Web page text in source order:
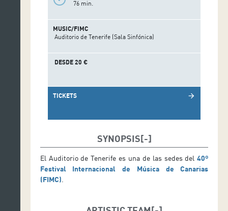
76 min.
MUSIC/FIMC
Auditorio de Tenerife (Sala Sinfónica)
DESDE 20 €
TICKETS arrow_forward
SYNOPSIS
El Auditorio de Tenerife es una de las sedes del40º
Festival Internacional de Música de Canarias
(FIMC)